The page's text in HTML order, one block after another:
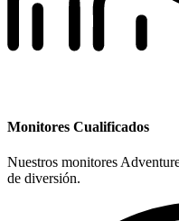
Monitores Cualificados
Nuestros monitores
de diversión.